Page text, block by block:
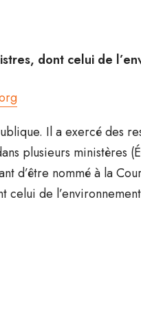
dont celui de
Il a exercé des
plusieurs ministères
d’être nommé à la
de